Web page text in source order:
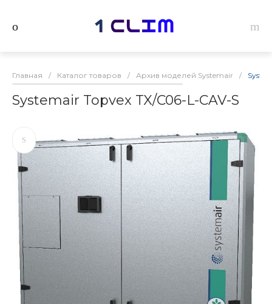
Главная / Каталог товаров / Архив моделей Systemair /
Systemair Topvex TX/C06-L-CAV-S